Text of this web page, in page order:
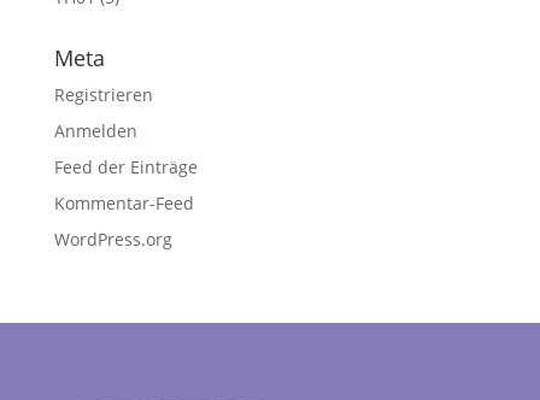
Meta
Registrieren
Anmelden
Feed der Einträge
Kommentar-Feed
WordPress.org